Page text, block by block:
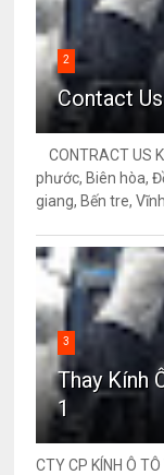
2
Contact
CONTRACT US
phước, Biên hòa,
giang, Bến tre, Vĩnh
3
Thay Kính
1
CTY CP KÍNH Ô